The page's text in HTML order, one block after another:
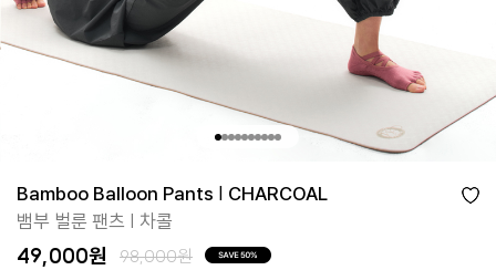
Bamboo Balloon Pants | CHARCOAL
뱀부 벌룬 팬츠 | 차콜
49,000원 98,000원